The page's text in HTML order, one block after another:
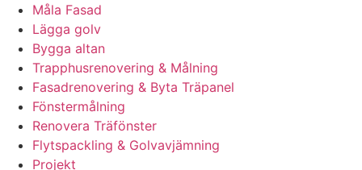
Måla Fasad
Lägga golv
Bygga altan
Trapphusrenovering & Målning
Fasadrenovering & Byta Träpanel
Fönstermålning
Renovera Träfönster
Flytspackling & Golvavjämning
Projekt